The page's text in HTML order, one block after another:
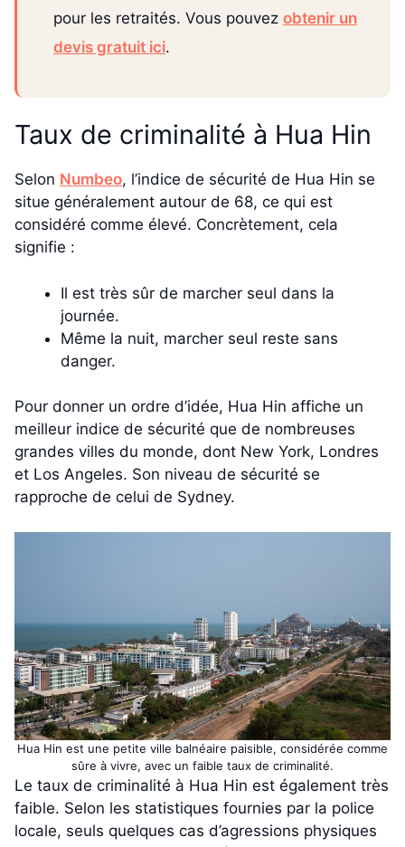
pour les retraités. Vous pouvez obtenir un
devis gratuit ici.
Taux de criminalité à Hua Hin
Selon Numbeo, l’indice de sécurité de Hua Hin se
situe généralement autour de 68, ce qui est
considéré comme élevé. Concrètement, cela
signifie :
Il est très sûr de marcher seul dans la
journée.
Même la nuit, marcher seul reste sans
danger.
Pour donner un ordre d’idée, Hua Hin affiche un
meilleur indice de sécurité que de nombreuses
grandes villes du monde, dont New York, Londres
et Los Angeles. Son niveau de sécurité se
rapproche de celui de Sydney.
Hua Hin est une petite ville balnéaire paisible, considérée comme
sûre à vivre, avec un faible taux de criminalité.
Le taux de criminalité à Hua Hin est également très
faible. Selon les statistiques fournies par la police
locale, seuls quelques cas d’agressions physiques